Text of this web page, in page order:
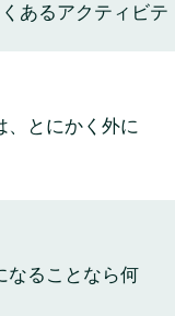
あるアクティビテ
、とにかく外に
なることなら何